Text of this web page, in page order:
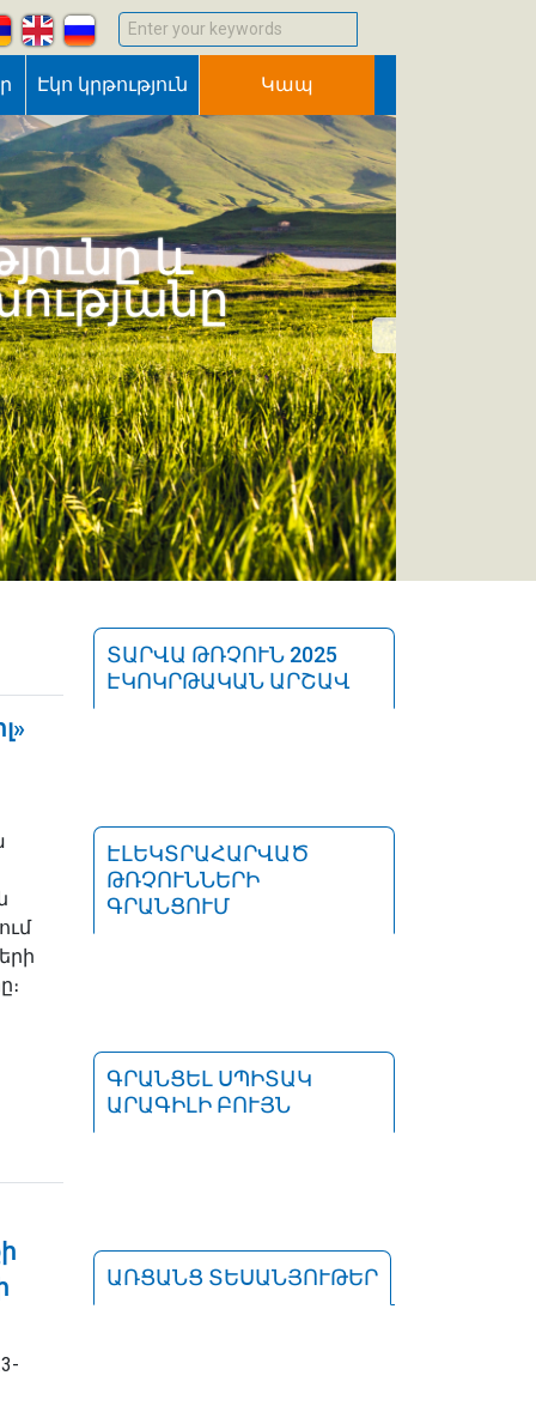
Enter your keywords
Էկո կրթություն Կապ
և
ՏԱՐՎԱ ԹՌՉՈՒՆ 2025
ԷԿՈԿՐԹԱԿԱՆ ԱՐՇԱՎ
ԷԼԵԿՏՐԱՀԱՐՎԱԾ
ԹՌՉՈՒՆՆԵՐԻ
ԳՐԱՆՑՈՒՄ
ԳՐԱՆՑԵԼ ՍՊԻՏԱԿ
ԱՐԱԳԻԼԻ ԲՈՒՅՆ
ԱՌՑԱՆՑ ՏԵՍԱՆՅՈՒԹԵՐ